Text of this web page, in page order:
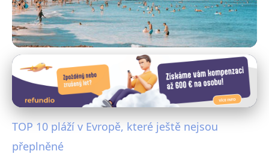
Pláže Evropy
Objevte 10 Skrytých Plážových
Rájů v Evropě Bez Davů
5. 6. 2025· 4 min čtení · Autor: Klára Němcová
TOP 10 pláží v Evropě, které ještě nejsou
přeplněné